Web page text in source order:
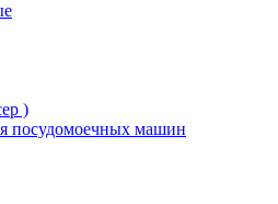
)
посудомоечных машин